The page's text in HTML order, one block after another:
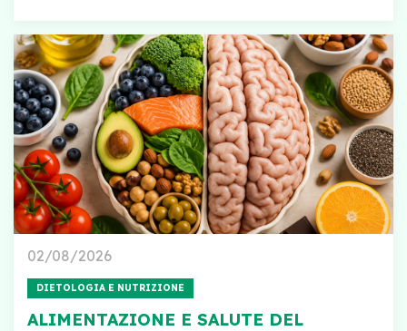
02/08/2026
DIETOLOGIA E NUTRIZIONE
ALIMENTAZIONE E SALUTE DEL